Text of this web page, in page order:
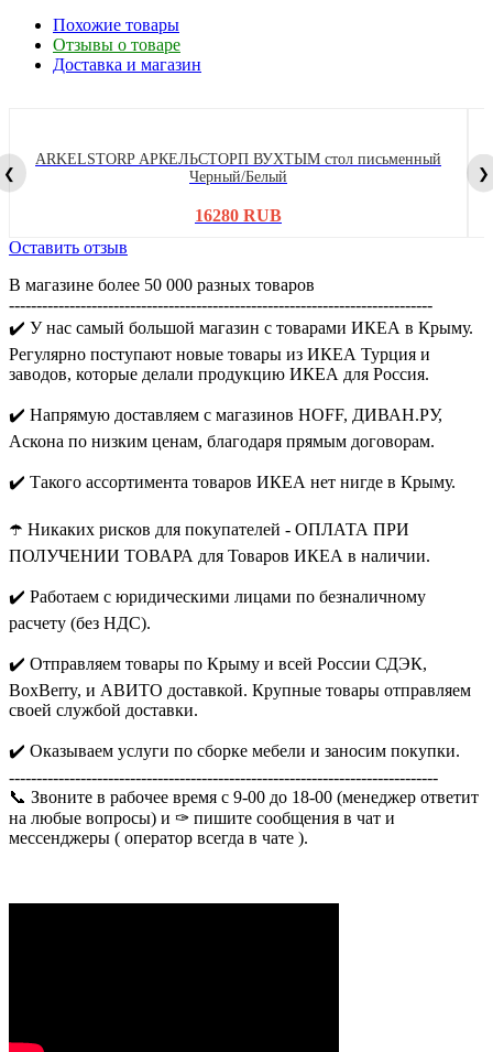
Похожие товары
Отзывы о товаре
Доставка и магазин
❮
ARKELSTORP АРКЕЛЬСТОРП ВУХТЫМ стол письменный
Черный/Белый
16280 RUB
❯
Оставить отзыв
В магазине более 50 000 разных товаров
-----------------------------------------------------------------------------
✔️ У нас самый большой магазин с товарами ИКЕА в Крыму.
Регулярно поступают новые товары из ИКЕА Турция и
заводов, которые делали продукцию ИКЕА для Россия.
✔️ Напрямую доставляем с магазинов HOFF, ДИВАН.РУ,
Аскона по низким ценам, благодаря прямым договорам.
✔️ Такого ассортимента товаров ИКЕА нет нигде в Крыму.
☂️ Никаких рисков для покупателей - ОПЛАТА ПРИ
ПОЛУЧЕНИИ ТОВАРА для Товаров ИКЕА в наличии.
✔️ Работаем с юридическими лицами по безналичному
расчету (без НДС).
✔️ Отправляем товары по Крыму и всей России СДЭК,
BoxBerry, и АВИТО доставкой. Крупные товары отправляем
своей службой доставки.
✔️ Оказываем услуги по сборке мебели и заносим покупки.
------------------------------------------------------------------------------
📞 Звоните в рабочее время с 9-00 до 18-00 (менеджер ответит
на любые вопросы) и ✑ пишите сообщения в чат и
мессенджеры ( оператор всегда в чате ).